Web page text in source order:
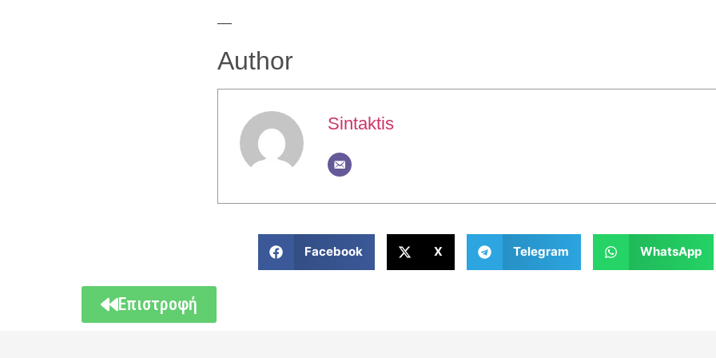
—
Author
Sintaktis
Facebook X Telegram WhatsApp
Επιστροφή